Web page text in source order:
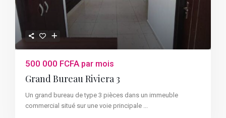
500 000 FCFA par mois
Grand Bureau Riviera 3
Un grand bureau de type 3 pièces dans un immeuble
commercial situé sur une voie principale ...